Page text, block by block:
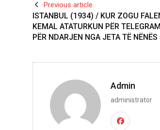
Previous article
ISTANBUL (1934) / KUR ZOGU
KEMAL ATATURKUN PËR
PËR NDARJEN NGA JETA TË NËNËS
Admin
administrator